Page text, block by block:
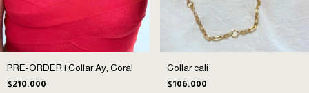
PRE-ORDER | Collar Ay, Cora!
$210.000
Collar cali
$106.000